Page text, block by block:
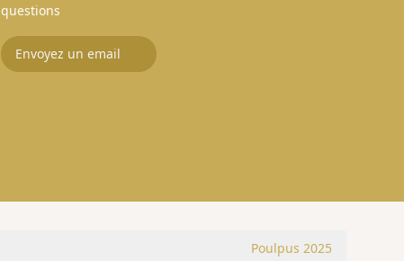
questions
Envoyez un email
Poulpus 2025